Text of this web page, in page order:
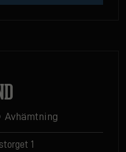
Avhämtning
1